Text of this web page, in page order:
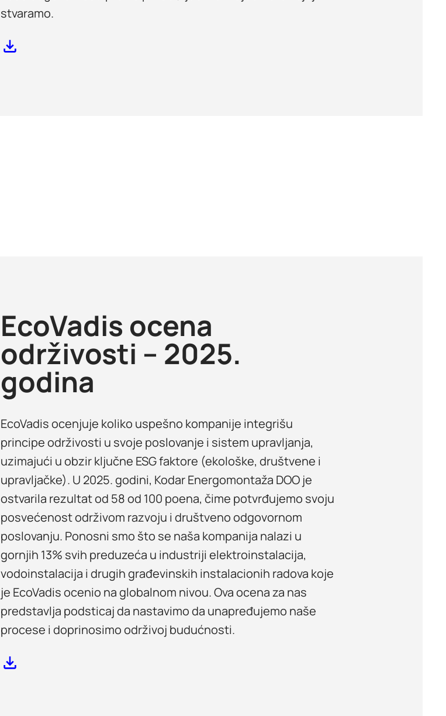
stvaramo.
EcoVadis ocena
održivosti – 2025.
godina
EcoVadis ocenjuje koliko uspešno kompanije integrišu
principe održivosti u svoje poslovanje i sistem upravljanja,
uzimajući u obzir ključne ESG faktore (ekološke, društvene i
upravljačke). U 2025. godini, Kodar Energomontaža DOO je
ostvarila rezultat od 58 od 100 poena, čime potvrđujemo svoju
posvećenost održivom razvoju i društveno odgovornom
poslovanju. Ponosni smo što se naša kompanija nalazi u
gornjih 13% svih preduzeća u industriji elektroinstalacija,
vodoinstalacija i drugih građevinskih instalacionih radova koje
je EcoVadis ocenio na globalnom nivou. Ova ocena za nas
predstavlja podsticaj da nastavimo da unapređujemo naše
procese i doprinosimo održivoj budućnosti.